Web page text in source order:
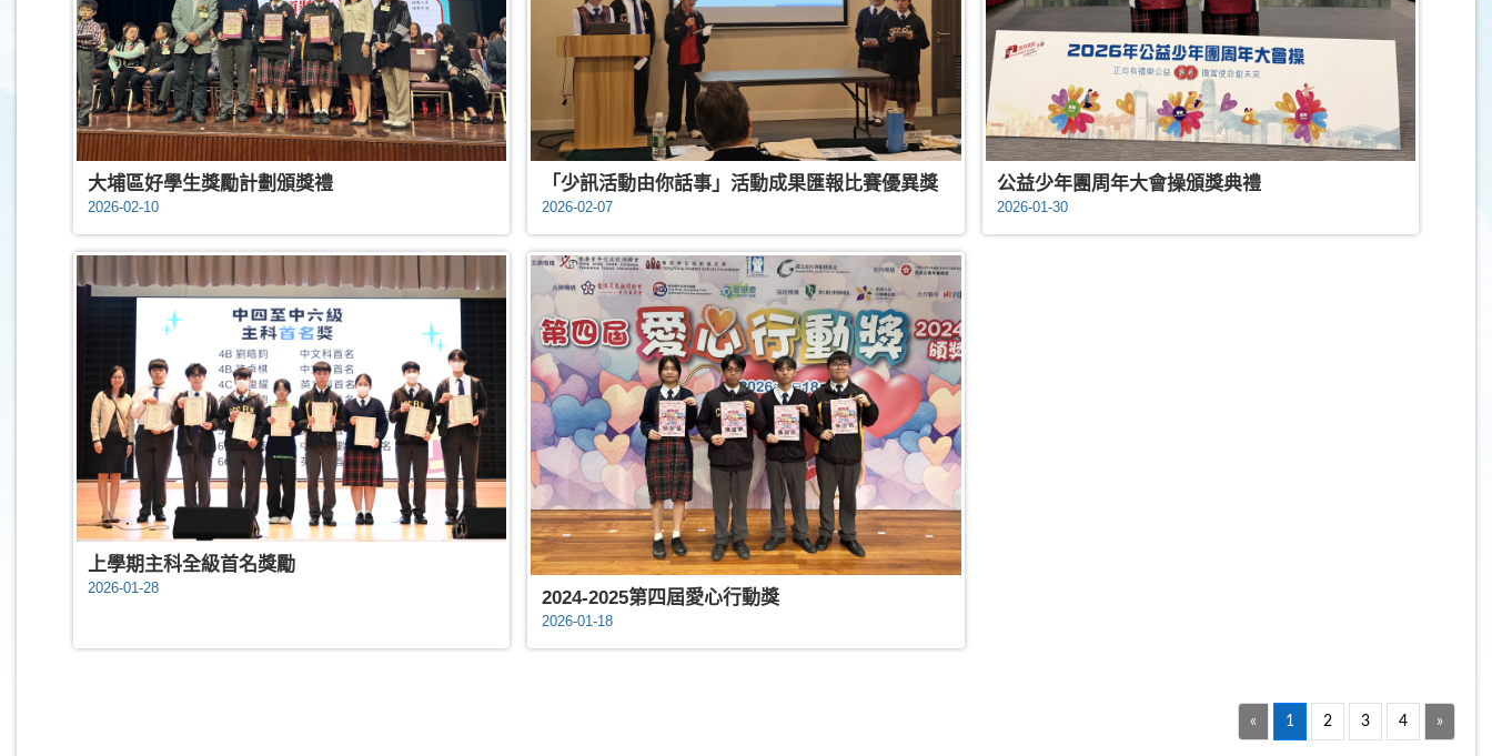
大埔區好學生獎勵計劃頒獎禮
2026-02-10
「少訊活動由你話事」活動成果匯報比賽優異獎
2026-02-07
公益少年團周年大會操頒獎典禮
2026-01-30
上學期主科全級首名獎勵
2026-01-28 2024-2025第四屆愛心行動獎
2026-01-18
« 1 2 3 4 »